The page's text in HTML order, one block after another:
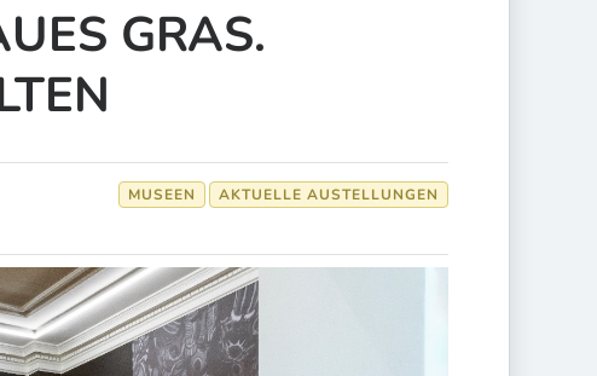
GRAS.
AKTUELLE AUSTELLUNGEN
MUSEEN